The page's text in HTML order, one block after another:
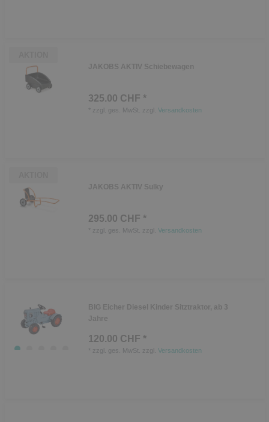
JAKOBS AKTIV Schiebewagen
325.00 CHF *
zzgl. ges. MwSt. zzgl. Versandkosten
JAKOBS AKTIV Sulky
295.00 CHF *
zzgl. ges. MwSt. zzgl. Versandkosten
BIG Eicher Diesel Kinder Sitztraktor, ab 3
Jahre
120.00 CHF *
zzgl. ges. MwSt. zzgl. Versandkosten